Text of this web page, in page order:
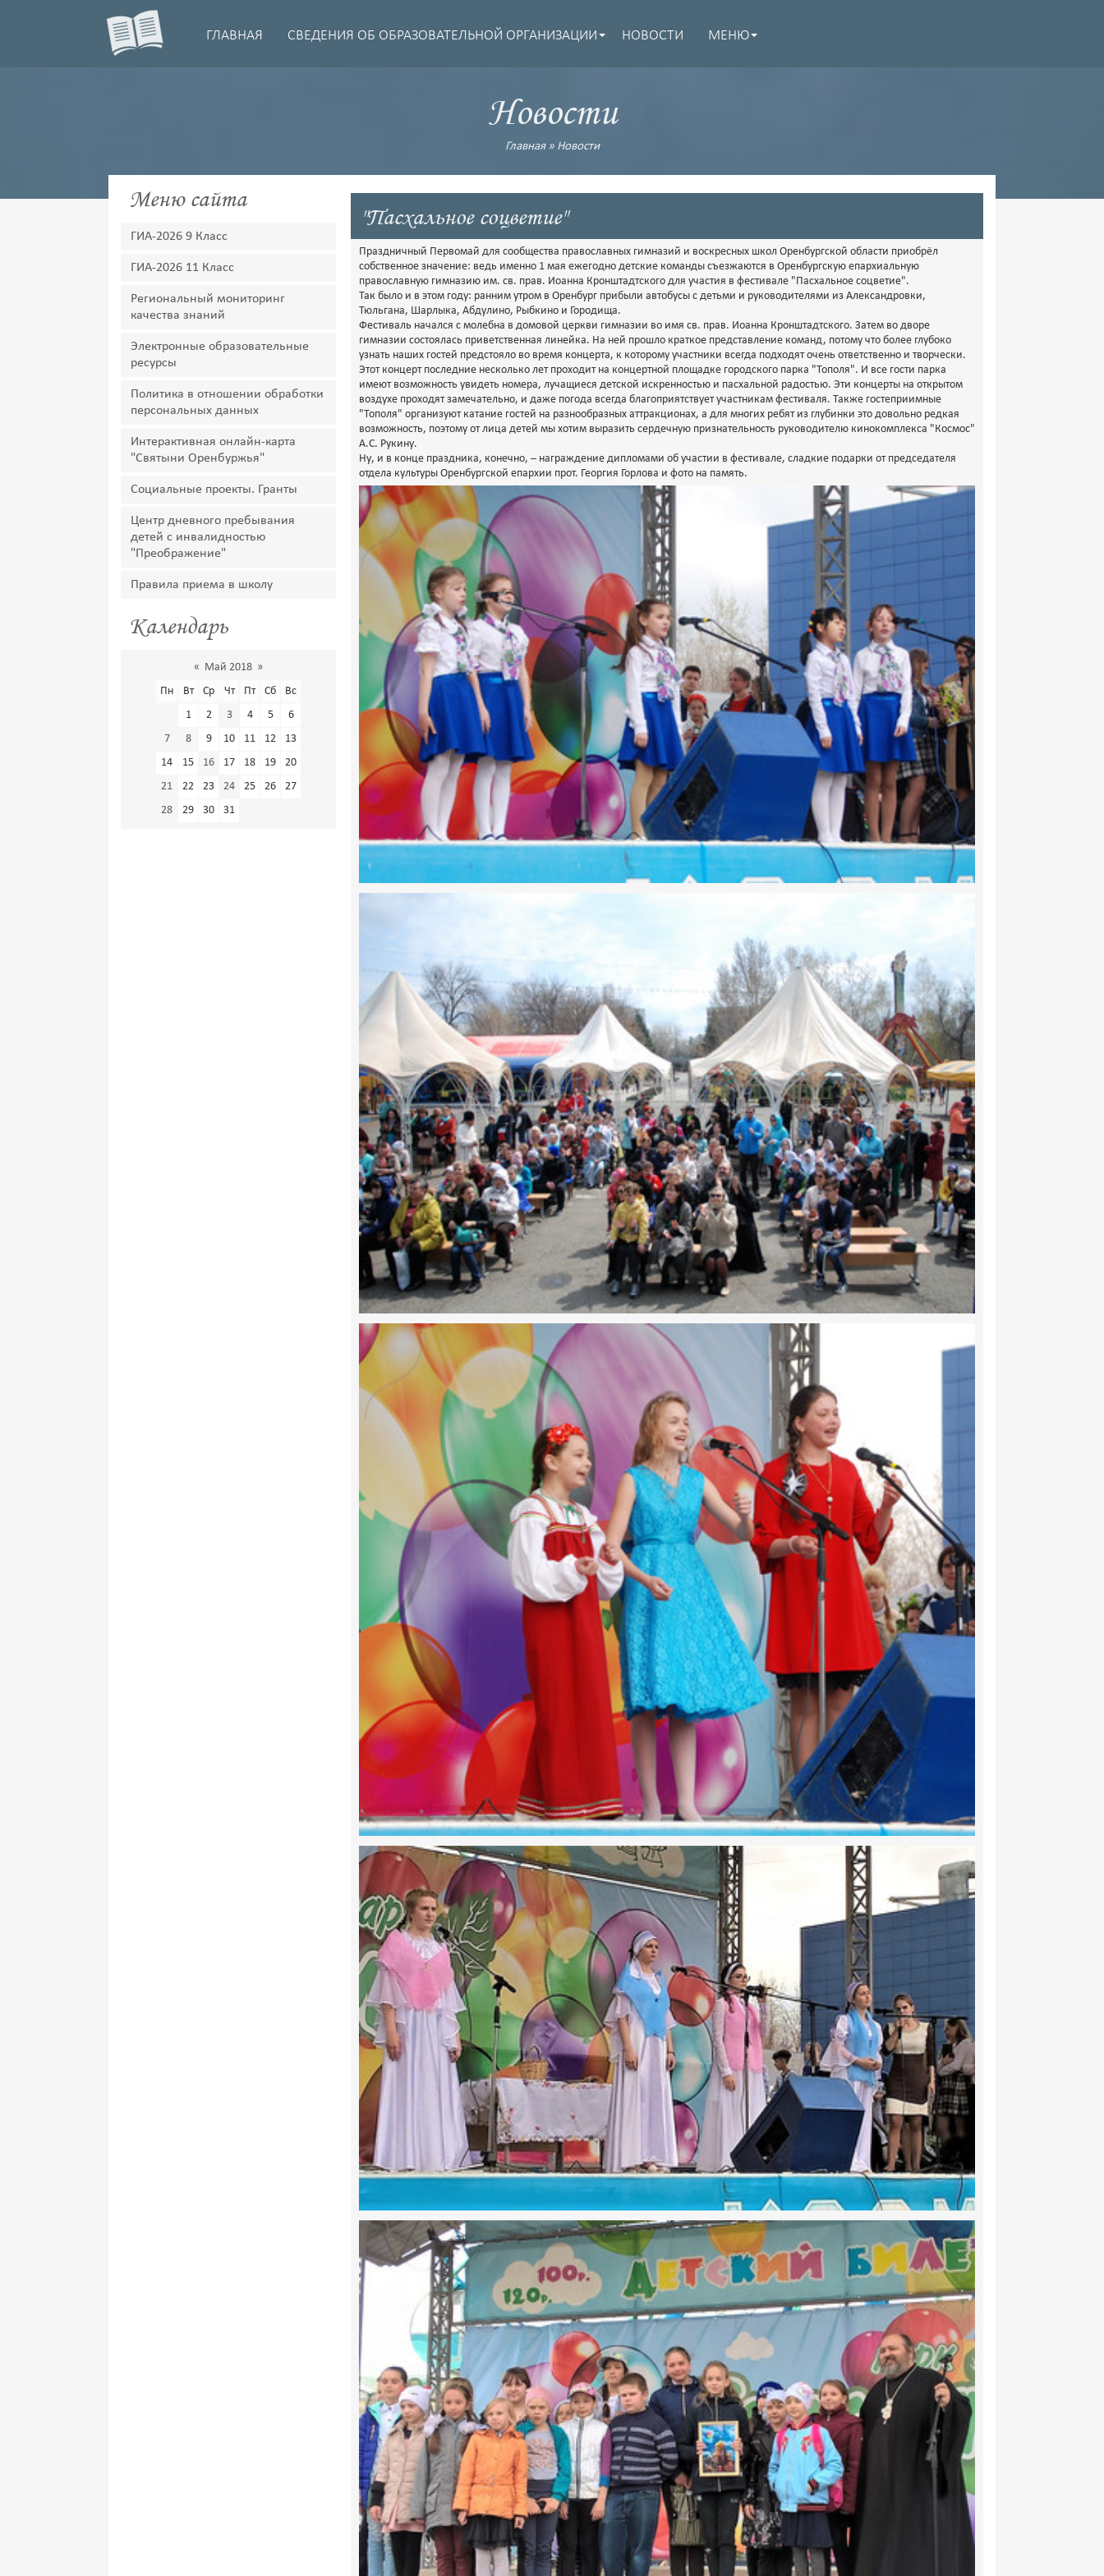
ГЛАВНАЯ СВЕДЕНИЯ ОБ ОБРАЗОВАТЕЛЬНОЙ ОРГАНИЗАЦИИ НОВОСТИ МЕНЮ
Новости
Главная» Новости
Меню сайта
ГИА-2026 9 Класс
ГИА-2026 11 Класс
Региональный мониторинг
качества знаний
Электронные образовательные
ресурсы
Политика в отношении обработки
персональных данных
Интерактивная онлайн-карта
"Святыни Оренбуржья"
Социальные проекты. Гранты
Центр дневного пребывания
детей с инвалидностью
"Преображение"
Правила приема в школу
Календарь
« Май 2018 »
Пн
Вт Ср Чт Пт Сб
Вс
1
2 3 4 5
6
7
8 9 10 11 12
13
14
15 16 17 18 19
20
21
22 23 24 25 26
27
28
29 30 31
"Пасхальное соцветие"
Праздничный Первомай для сообщества православных гимназий и воскресных школ Оренбургской области приобрёл
собственное значение: ведь именно 1 мая ежегодно детские команды съезжаются в Оренбургскую епархиальную
православную гимназию им. св. прав. Иоанна Кронштадтского для участия в фестивале "Пасхальное соцветие".
Так было и в этом году: ранним утром в Оренбург прибыли автобусы с детьми и руководителями из Александровки,
Тюльгана, Шарлыка, Абдулино, Рыбкино и Городища.
Фестиваль начался с молебна в домовой церкви гимназии во имя св. прав. Иоанна Кронштадтского. Затем во дворе
гимназии состоялась приветственная линейка. На ней прошло краткое представление команд, потому что более глубоко
узнать наших гостей предстояло во время концерта, к которому участники всегда подходят очень ответственно и творчески.
Этот концерт последние несколько лет проходит на концертной площадке городского парка "Тополя". И все гости парка
имеют возможность увидеть номера, лучащиеся детской искренностью и пасхальной радостью. Эти концерты на открытом
воздухе проходят замечательно, и даже погода всегда благоприятствует участникам фестиваля. Также гостеприимные
"Тополя" организуют катание гостей на разнообразных аттракционах, а для многих ребят из глубинки это довольно редкая
возможность, поэтому от лица детей мы хотим выразить сердечную признательность руководителю кинокомплекса "Космос"
А.С. Рукину.
Ну, и в конце праздника, конечно, – награждение дипломами об участии в фестивале, сладкие подарки от председателя
отдела культуры Оренбургской епархии прот. Георгия Горлова и фото на память.